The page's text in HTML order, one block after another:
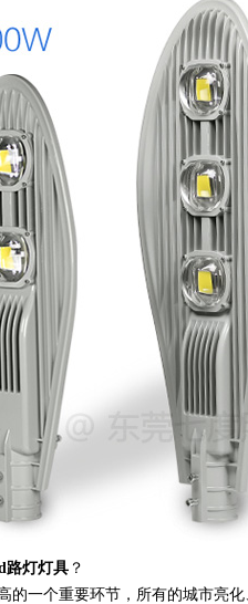
路灯灯具 ？
一个重要环节，所有的城市亮